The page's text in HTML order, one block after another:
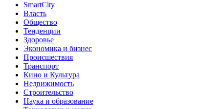
SmartCity
Власть
Общество
Тенденции
Здоровье
Экономика и бизнес
Происшествия
Транспорт
Кино и Культура
Недвижимость
Строительство
Наука и образование